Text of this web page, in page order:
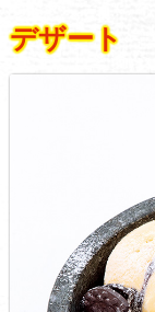
デザート